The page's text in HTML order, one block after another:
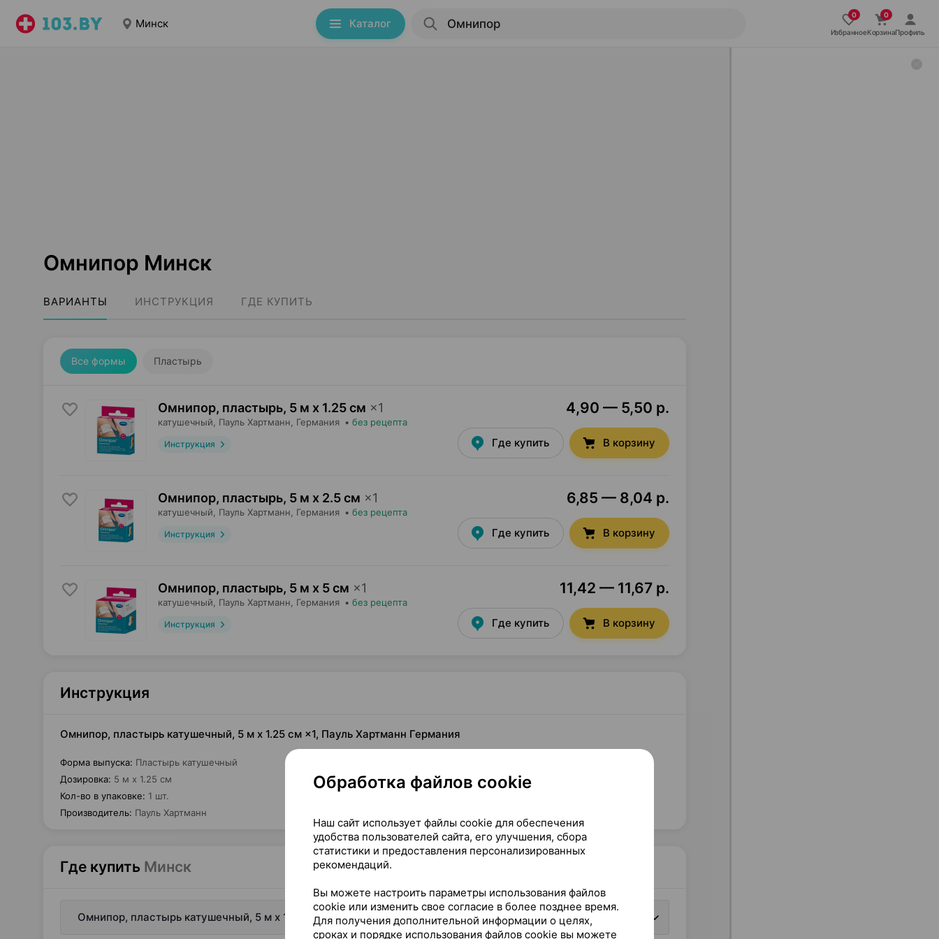
Минск Каталог
ИзбранноеКорзинаПрофиль
Омнипор Минск
ВАРИАНТЫ ИНСТРУКЦИЯ ГДЕ КУПИТЬ
Все формы Пластырь
Омнипор, пластырь, 5 м х 1.25 см ×1
катушечный, Пауль Хартманн , Германия • без рецепта
Инструкция
4,90 — 5,50 р.
Где купить В корзину
Омнипор, пластырь, 5 м х 2.5 см ×1
катушечный, Пауль Хартманн , Германия • без рецепта
Инструкция
6,85 — 8,04 р.
Где купить В корзину
Омнипор, пластырь, 5 м х 5 см ×1
катушечный, Пауль Хартманн , Германия • без рецепта
Инструкция
11,42 — 11,67 р.
Где купить В корзину
Инструкция
Омнипор, пластырь катушечный, 5 м х 1.25 см ×1, Пауль Хартманн Германия
Форма выпуска: Пластырь катушечный
Дозировка: 5 м х 1.25 см
Кол-во в упаковке: 1 шт.
Производитель: Пауль Хартманн
Где купить Минск
Омнипор, пластырь катушечный, 5 м х 1.25 см ×1, Пауль Хартманн Германия
Обработка файлов cookie
Наш сайт использует файлы cookie для обеспечения
удобства пользователей сайта, его улучшения, сбора
статистики и предоставления персонализированных
рекомендаций.
Вы можете настроить параметры использования файлов
cookie или изменить свое согласие в более позднее время.
Для получения дополнительной информации о целях,
сроках и порядке использования файлов cookie вы можете